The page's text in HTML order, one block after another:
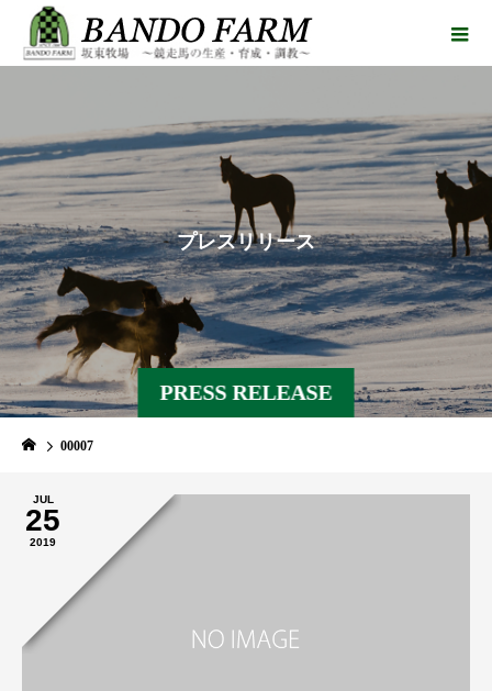
PRESS RELEASE
プレスリリース
00007
JUL
25
2019